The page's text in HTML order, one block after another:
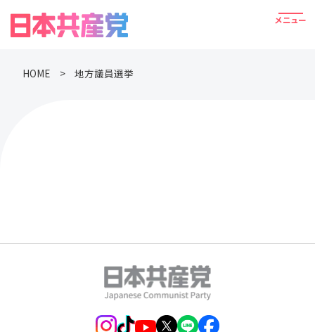
HOME 地方議員選挙